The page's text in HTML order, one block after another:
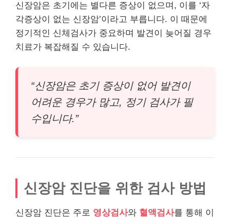
신장암은 초기에는 별다른 증상이 없으며, 이를 ‘자
각증상이 없는 신장암’이라고 부릅니다. 이 때문에
정기적인 신체검사가 중요하며 발견이 늦어질 경우
치료가 복잡해질 수 있습니다.
“신장암은 초기 증상이 없어 발견이
어려운 경우가 많고, 정기 검사가 필
수입니다.”
신장암 진단을 위한 검사 방법
신장암 진단은 주로 영상검사와 혈액검사를 통해 이